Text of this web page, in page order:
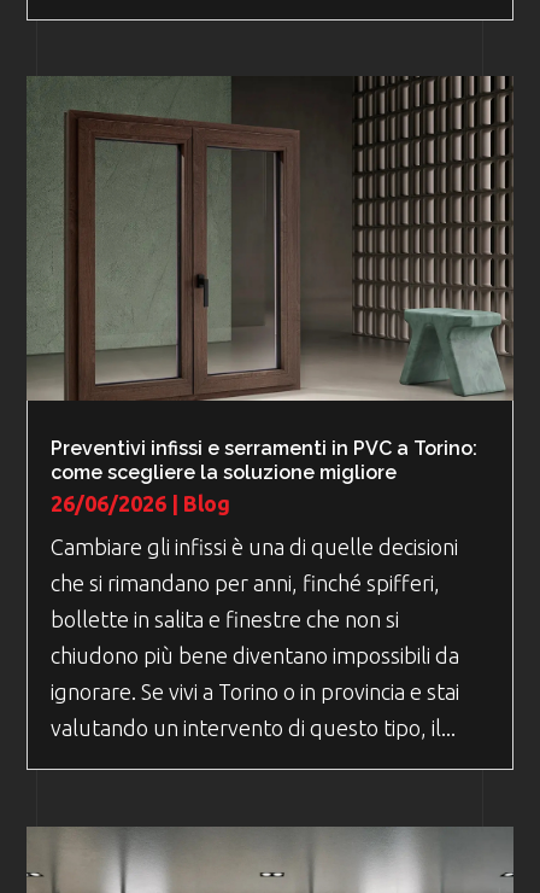
Preventivi infissi e serramenti in PVC a Torino:
come scegliere la soluzione migliore
26/06/2026
Blog
Cambiare gli infissi è una di quelle decisioni
che si rimandano per anni, finché spifferi,
bollette in salita e finestre che non si
chiudono più bene diventano impossibili da
ignorare. Se vivi a Torino o in provincia e stai
valutando un intervento di questo tipo, il...